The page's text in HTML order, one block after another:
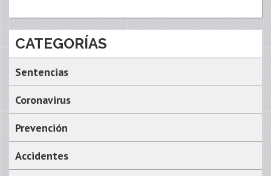
CATEGORÍAS
Sentencias
Coronavirus
Prevención
Accidentes